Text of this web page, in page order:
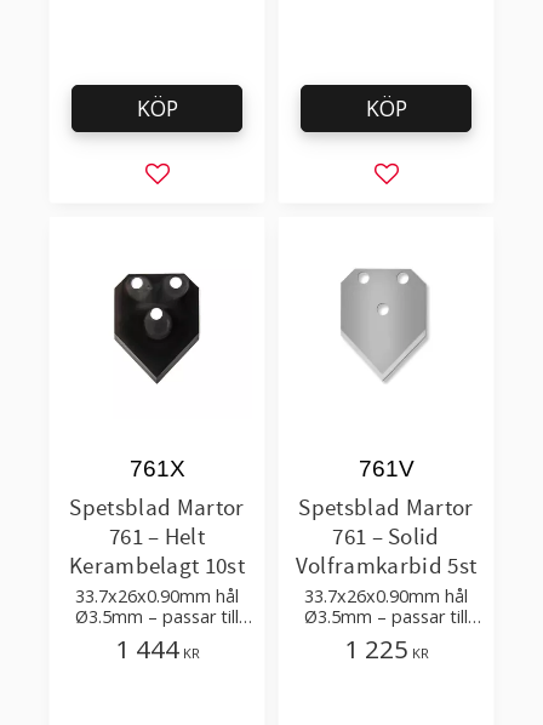
Lägg till i favoriter
KÖP
Lägg till i
KÖP
Spetsblad Martor
761 – Helt
Kerambelagt 10st
33.7x26x0.90mm hål
Ø3.5mm – passar till
att skära slang,
wellpapp, förpackning
761X
1 444KR
Spetsblad Martor
761 – Solid
Volframkarbid 5st
33.7x26x0.90mm hål
Ø3.5mm – passar till
att skära slang,
wellpapp, förpackning
761V
1 225 KR